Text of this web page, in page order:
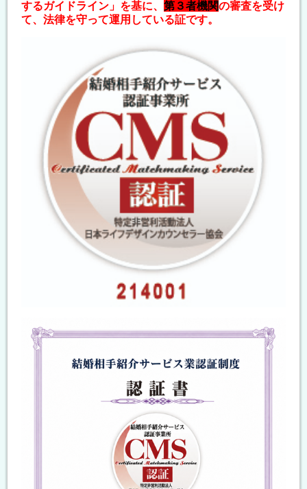
するガイドライン」を基に、 第３者機関の審査を受け
て、法律を守って運用している証です。